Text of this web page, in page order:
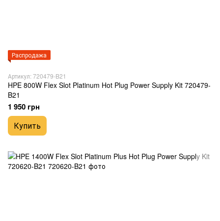
Распродажа
Артикул: 720479-B21
HPE 800W Flex Slot Platinum Hot Plug Power Supply Kit 720479-
B21
1 950 грн
Купить